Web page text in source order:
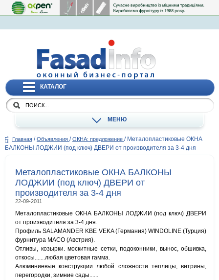
КАТАЛОГ
МЕНЮ
Главная / Объявления / ОКНА: предложение / Металопластиковые ОКНА
БАЛКОНЫ ЛОДЖИИ (под ключ) ДВЕРИ от производителя за 3-4 дня
Металопластиковые ОКНА БАЛКОНЫ
ЛОДЖИИ (под ключ) ДВЕРИ от
производителя за 3-4 дня
22-09-2011
Металопластиковые ОКНА БАЛКОНЫ ЛОДЖИИ (под ключ) ДВЕРИ
от производителя за 3-4 дня.
Профиль SALAMANDER KBE VEKA (Германия) WINDOLINE (Турция)
фурнитура MACO (Австрия).
Отливы, козырки. москитные сетки, подоконники, вынос, обшивка,
откосы.......любая цветовая гамма.
Алюминиевые конструкции любой сложности теплицы, витрины,
перегородки, зимние сады......